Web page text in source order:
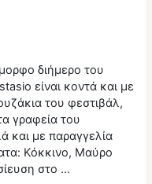
διήμερο του
είναι κοντά και με
του φεστιβάλ,
γραφεία του
και με παραγγελία
Κόκκινο, Μαύρο
στο …